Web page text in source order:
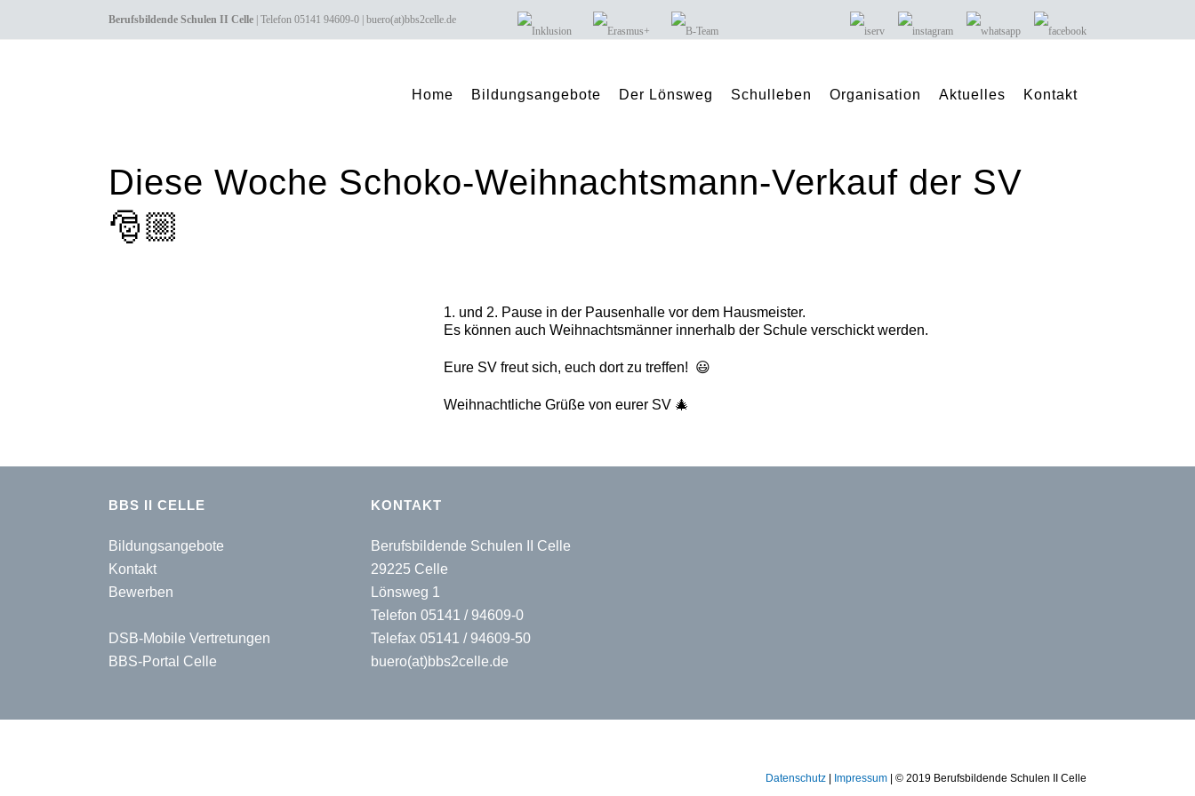
Berufsbildende Schulen II Celle | Telefon 05141 94609-0 | buero(at)bbs2celle.de
Home Bildungsangebote Der Lönsweg Schulleben Organisation Aktuelles Kontakt
Diese Woche Schoko-Weihnachtsmann-Verkauf der SV
🎅🏼
1. und 2. Pause in der Pausenhalle vor dem Hausmeister.
Es können auch Weihnachtsmänner innerhalb der Schule verschickt werden.
Eure SV freut sich, euch dort zu treffen! 😃
Weihnachtliche Grüße von eurer SV 🎄
BBS II CELLE
Bildungsangebote
Kontakt
Bewerben
DSB-Mobile Vertretungen
BBS-Portal Celle
KONTAKT
Berufsbildende Schulen II Celle
29225 Celle
Lönsweg 1
Telefon 05141 / 94609-0
Telefax 05141 / 94609-50
buero(at)bbs2celle.de
Datenschutz Impressum | © 2019 Berufsbildende Schulen II Celle